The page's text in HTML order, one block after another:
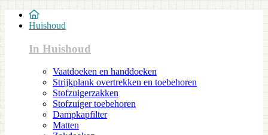
Huishoud
In Huishoud
Vaatdoeken en handdoeken
Strijkplank overtrekken en toebehoren
Stofzuigerzakken
Stofzuiger toebehoren
Dampkapfilter
Matten